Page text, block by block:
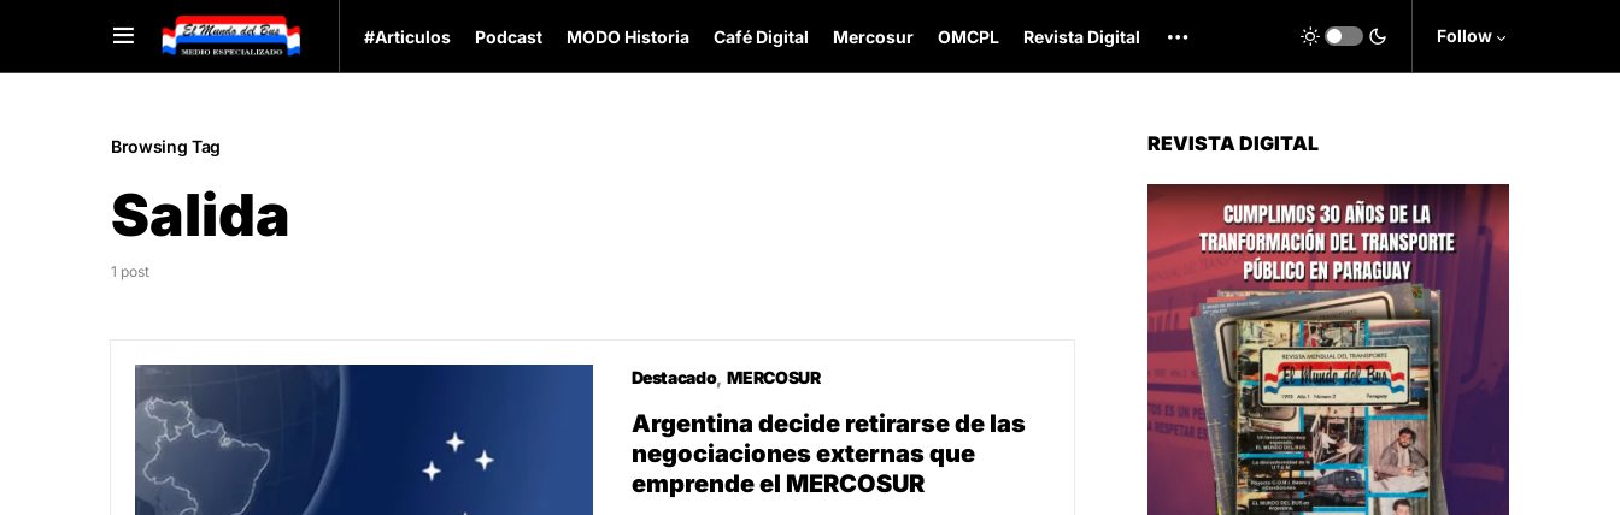
#Articulos Podcast MODO Historia Café Digital Mercosur OMCPL Revista Digital Follow
Browsing Tag
Salida
1 post
Destacado MERCOSUR
Argentina decide retirarse de las
negociaciones externas que
emprende el MERCOSUR
REVISTA DIGITAL